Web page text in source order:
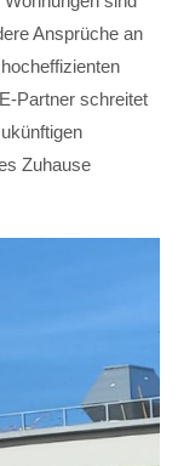
Ansprüche an
Partner schreitet
Zuhause